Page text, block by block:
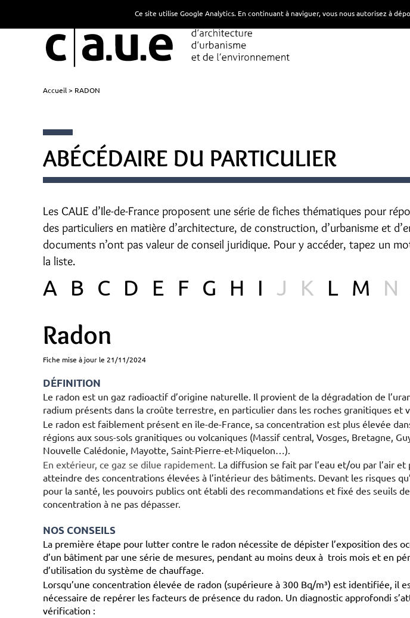
Accueil RADON
ABÉCÉDAIRE DU PARTICULIER
Les CAUE d’Ile-de-France proposent une série de fiches thématiques pour
des particuliers en matière d’architecture, de construction, d’urbanisme et
documents n’ont pas valeur de conseil juridique. Pour y accéder, tapez un
la liste.
A B C D E F G H I J K L M N
Radon
Fiche mise à jour le 21/11/2024
DÉFINITION
Le radon est un gaz radioactif d’origine naturelle. Il provient de la dégradation de
radium présents dans la croûte terrestre, en particulier dans les roches granitiques et
Le radon est faiblement présent en île-de-France, sa concentration est plus élevée
régions aux sous-sols granitiques ou volcaniques (Massif central, Vosges, Bretagne,
Nouvelle Calédonie, Mayotte, Saint-Pierre-et-Miquelon…).
En extérieur, ce gaz se dilue rapidement. La diffusion se fait par l’eau et/ou par l’air et
atteindre des concentrations élevées à l’intérieur des bâtiments. Devant les risques
pour la santé, les pouvoirs publics ont établi des recommandations et fixé des seuils de
concentration à ne pas dépasser.
NOS CONSEILS
La première étape pour lutter contre le radon nécessite de dépister l’exposition des
d’un bâtiment par une série de mesures, pendant au moins deux à trois mois et en
d’utilisation du système de chauffage.
Lorsqu’une concentration élevée de radon (supérieure à 300 Bq/m³) est identifiée, il
nécessaire de repérer les facteurs de présence du radon. Un diagnostic approfondi
vérification :
Ce site utilise Google Analytics. En continuant à naviguer, vous nous autorisez à